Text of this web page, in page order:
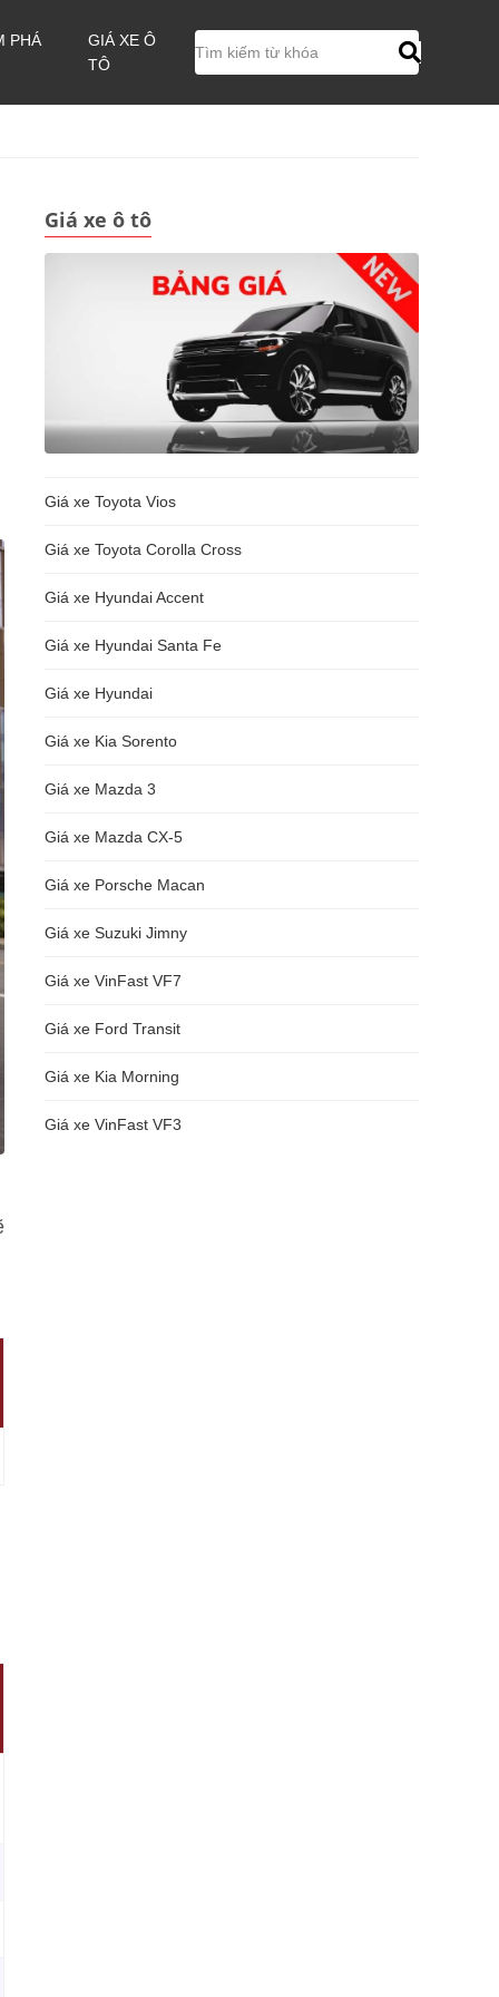
PHÁ
GIÁ XE Ô
TÔ
Giá xe ô tô
Giá xe Toyota Vios
Giá xe Toyota Corolla Cross
Giá xe Hyundai Accent
Giá xe Hyundai Santa Fe
Giá xe Hyundai
Giá xe Kia Sorento
Giá xe Mazda 3
Giá xe Mazda CX-5
Giá xe Porsche Macan
Giá xe Suzuki Jimny
Giá xe VinFast VF7
Giá xe Ford Transit
Giá xe Kia Morning
Giá xe VinFast VF3